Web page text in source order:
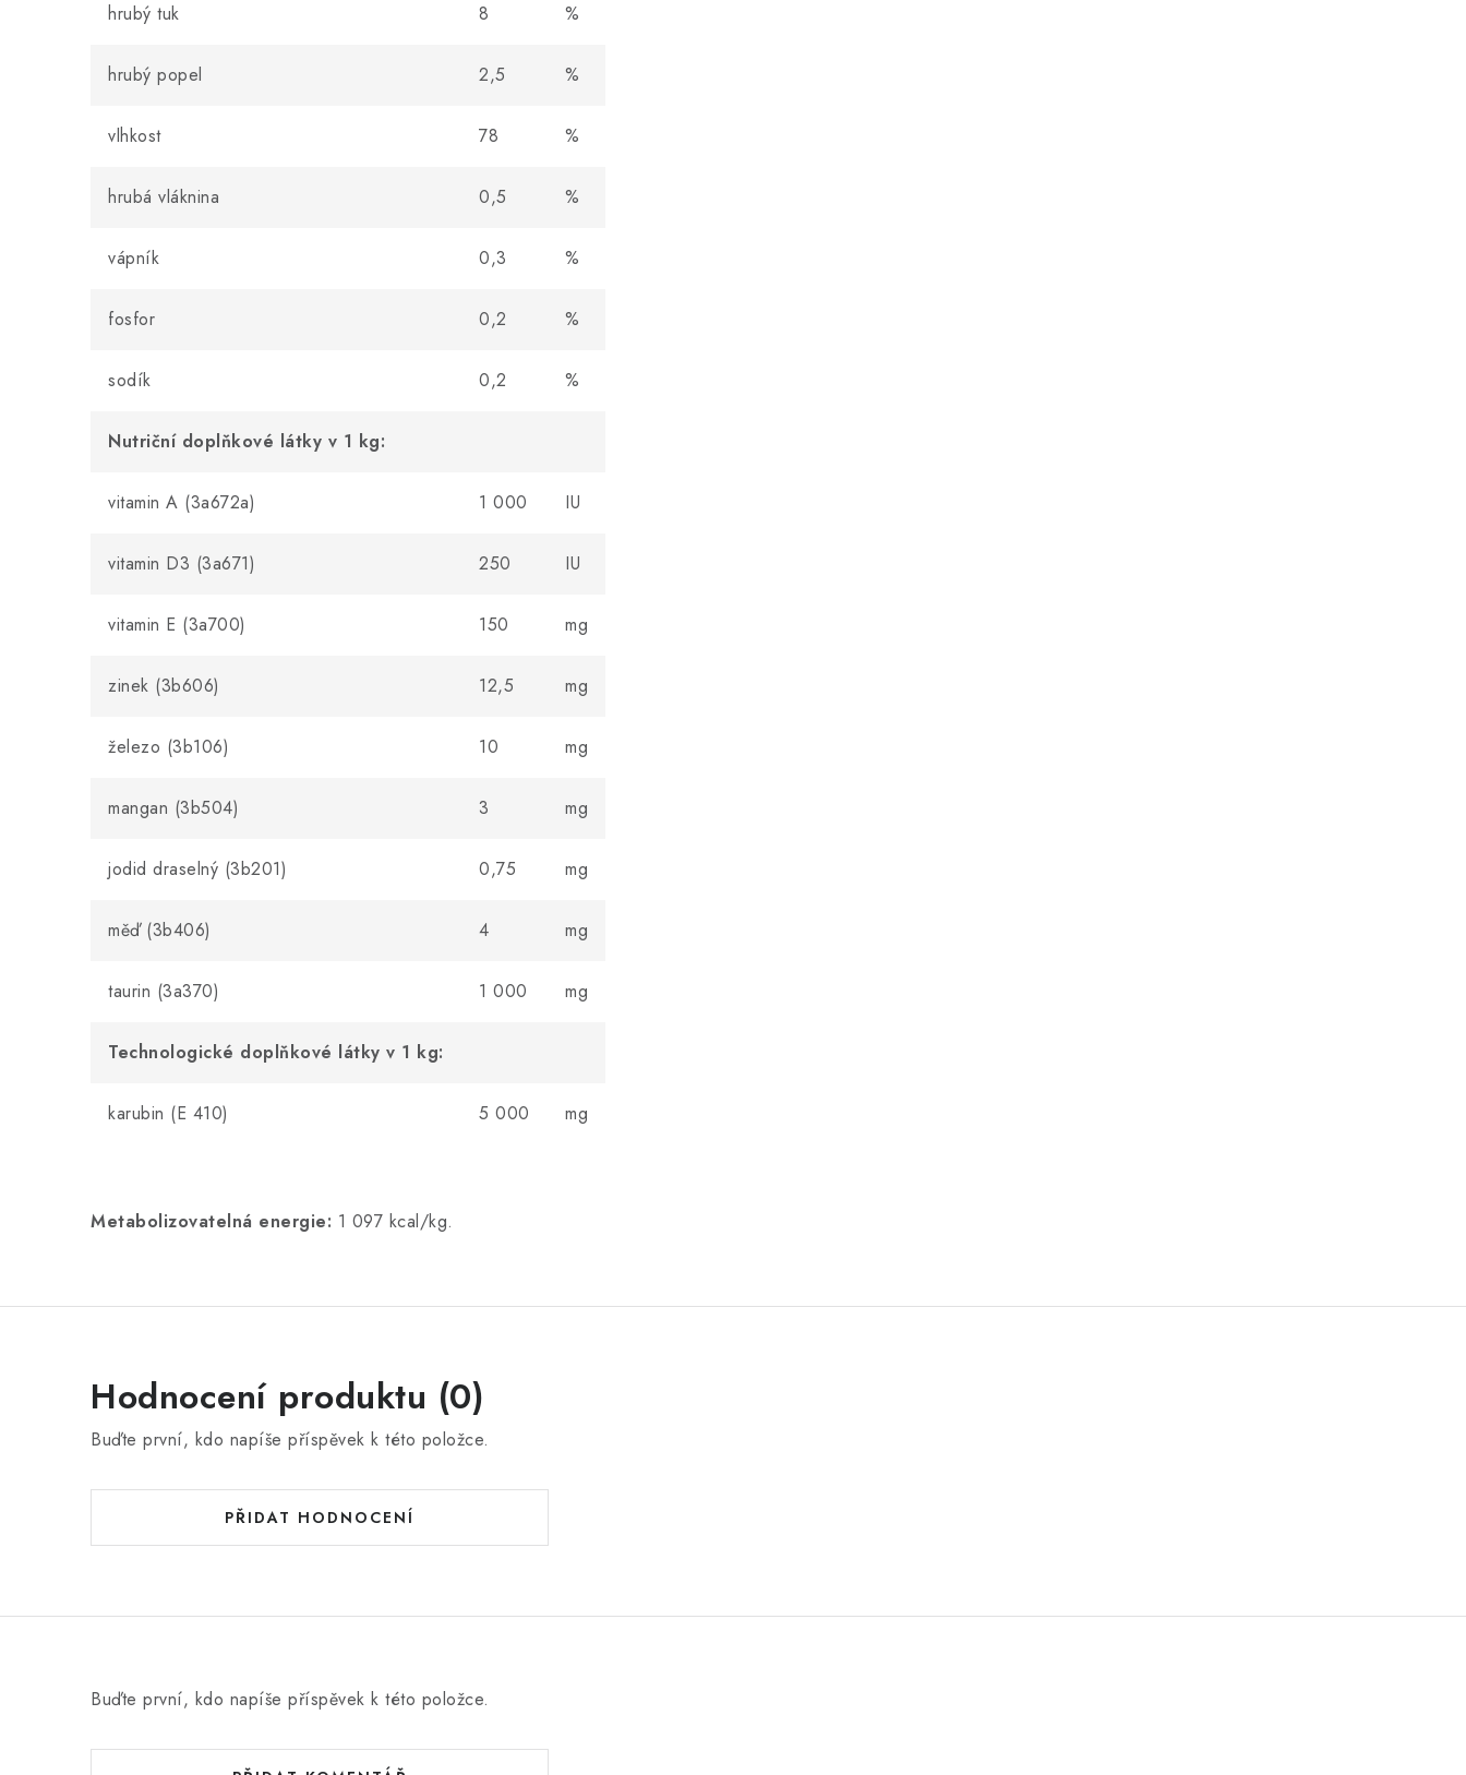
hrubý tuk 8 %
hrubý popel 2,5 %
vlhkost 78 %
hrubá vláknina 0,5 %
vápník 0,3 %
fosfor 0,2 %
sodík 0,2 %
Nutriční doplňkové látky v 1 kg:
vitamin A (3a672a) 1 000 IU
vitamin D3 (3a671) 250 IU
vitamin E (3a700) 150 mg
zinek (3b606) 12,5 mg
železo (3b106) 10 mg
mangan (3b504) 3 mg
jodid draselný (3b201) 0,75 mg
měď (3b406) 4 mg
taurin (3a370) 1 000 mg
Technologické doplňkové látky v 1 kg:
karubin (E 410) 5 000 mg
Metabolizovatelná energie: 1 097 kcal/kg.
Hodnocení produktu (0)
Buďte první, kdo napíše příspěvek k této položce.
PŘIDAT HODNOCENÍ
Buďte první, kdo napíše příspěvek k této položce.